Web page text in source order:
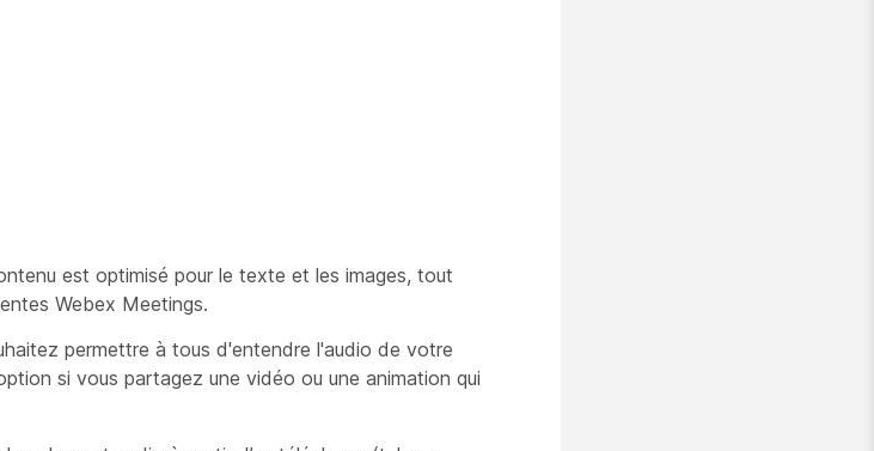
est optimisé pour le texte et les images, tout
Webex Meetings.
permettre à tous d'entendre l'audio de votre
si vous partagez une vidéo ou une animation qui